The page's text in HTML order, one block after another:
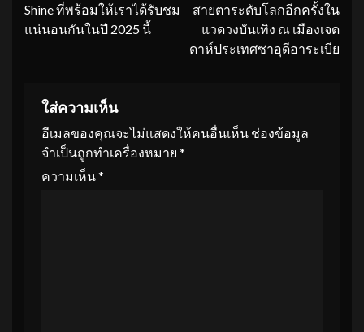
Shine ที่พร้อมให้เราได้รับชม
แน่นอนกันในปี 2025 นี้
สายตาระดับโลกอีกครั้งใน
แวดวงบันเทิง ณ เมืองเจด
ดาห์ประเทศซาอุดีอาระเบีย
ใส่ความเห็น
อีเมลของคุณจะไม่แสดงให้คนอื่นเห็น ช่องข้อมูล
จำเป็นถูกทำเครื่องหมาย *
ความเห็น*